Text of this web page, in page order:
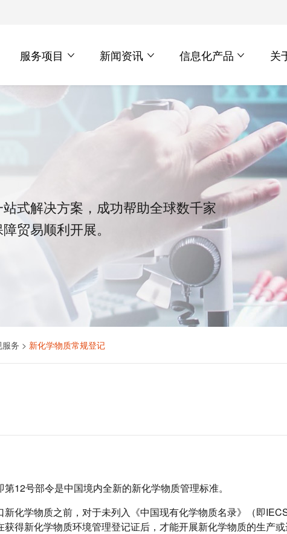
服务项目 新闻资讯 信息化产品 关
式解决方案，成功帮助全球数千家
贸易顺利开展。
务 > 新化学物质常规登记
12号部令是中国境内全新的新化学物质管理标准。
化学物质之前，对于未列入《中国现有化学物质名录》（即
得新化学物质环境管理登记证后，才能开展新化学物质的生产或